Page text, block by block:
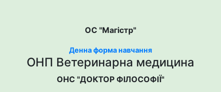
ОС "Магістр"
Денна форма навчання
ОНП Ветеринарна медицина
ОНС "ДОКТОР ФІЛОСОФІЇ"